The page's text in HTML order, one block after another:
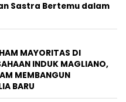
Sastra Bertemu dalam
MAYORITAS DI
INDUK MAGLIANO,
MEMBANGUN
BARU